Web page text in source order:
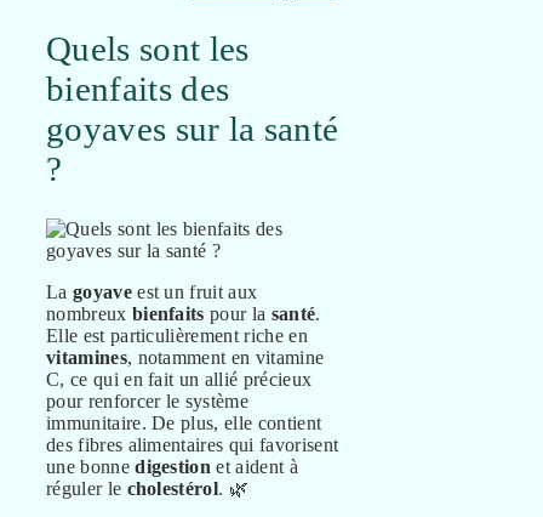
Quels sont les
bienfaits des
goyaves sur la santé
?
La goyaveest un fruit aux
nombreux bienfaits pour la santé.
Elle est particulièrement riche en
vitamines, notamment en vitamine
C, ce qui en fait un allié précieux
pour renforcer le système
immunitaire. De plus, elle contient
des fibres alimentaires qui favorisent
une bonnedigestion et aident à
réguler le cholestérol. 🌿